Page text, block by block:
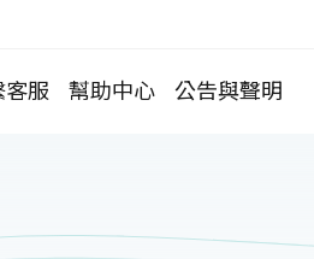
服 幫助中心 公告與聲明